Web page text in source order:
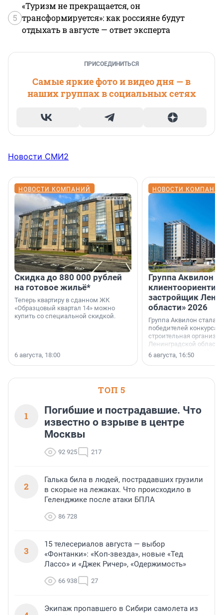
5
«Туризм не прекращается, он
трансформируется»: как россияне будут
отдыхать в августе — ответ эксперта
ПРИСОЕДИНИТЬСЯ
Самые яркие фото и видео дня — в
наших группах в социальных сетях
Новости СМИ2
НОВОСТИ КОМПАНИЙ
Скидка до 880 000 рублей
на готовое жильё*
Теперь квартиру в сданном ЖК
«Образцовый квартал 14» можно
купить со специальной скидкой.
6 августа, 18:00
НОВОСТИ
Группа Аквилон
застройщик
области» 2026
Группа Аквилон стала
победителей конкурса
строительная
Ленинградской области
номинации «Самый
застройщик
области».
6 августа, 16:50
ТОП 5
1
Погибшие и пострадавшие. Что
известно о взрыве в центре
Москвы
92 925 217
2
Галька била в людей, пострадавших грузили
в скорые на лежаках. Что происходило в
Геленджике после атаки БПЛА
86 728
3
15 телесериалов августа — выбор
«Фонтанки»: «Коп-звезда», новые «Тед
Лассо» и «Джек Ричер», «Одержимость»
66 938 27
Экипаж пропавшего в Сибири самолета из